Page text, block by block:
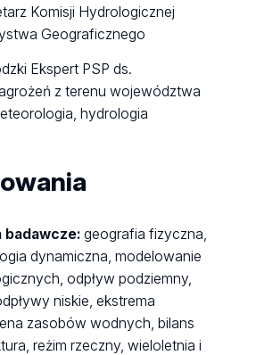
Komisji Hydrologicznej
Geograficznego
Ekspert PSP ds.
z terenu województwa
hydrologia
badawcze: geografia fizyczna,
dynamiczna, modelowanie
odpływ podziemny,
niskie, ekstrema
zasobów wodnych, bilans
reżim rzeczny, wieloletnia i